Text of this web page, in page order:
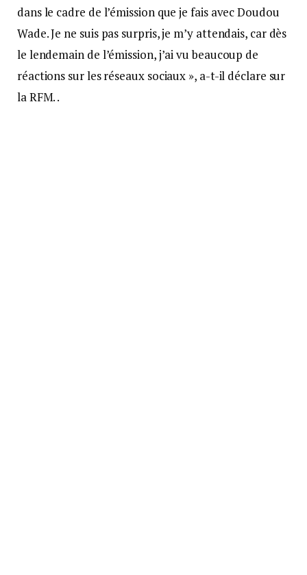
dans le cadre de l’émission que je fais avec Doudou
Wade. Je ne suis pas surpris, je m’y attendais, car dès
le lendemain de l’émission, j’ai vu beaucoup de
réactions sur les réseaux sociaux », a-t-il déclare sur
la RFM. .